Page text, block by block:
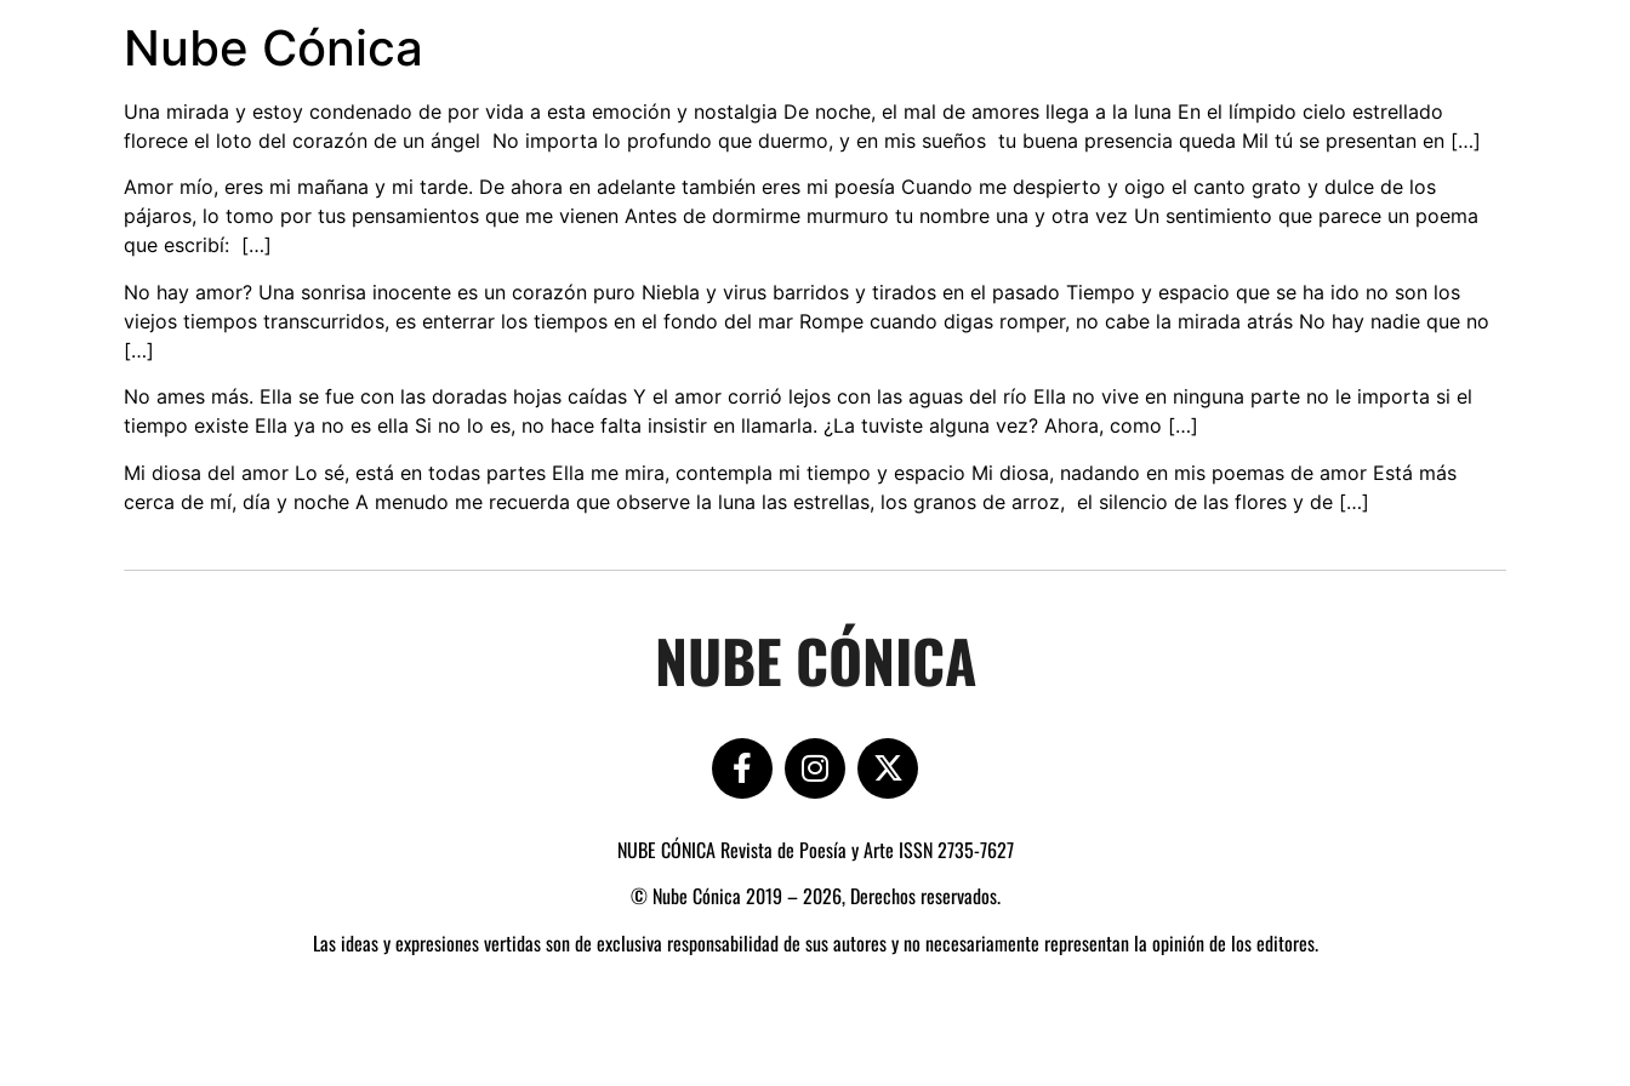
Nube Cónica
Una mirada y estoy condenado de por vida a esta emoción y nostalgia De noche, el mal de amores llega a la luna En el límpido cielo estrellado
florece el loto del corazón de un ángel No importa lo profundo que duermo, y en mis sueños tu buena presencia queda Mil tú se presentan en […]
Amor mío, eres mi mañana y mi tarde. De ahora en adelante también eres mi poesía Cuando me despierto y oigo el canto grato y dulce de los
pájaros, lo tomo por tus pensamientos que me vienen Antes de dormirme murmuro tu nombre una y otra vez Un sentimiento que parece un poema
que escribí: […]
No hay amor? Una sonrisa inocente es un corazón puro Niebla y virus barridos y tirados en el pasado Tiempo y espacio que se ha ido no son los
viejos tiempos transcurridos, es enterrar los tiempos en el fondo del mar Rompe cuando digas romper, no cabe la mirada atrás No hay nadie que no
[…]
No ames más. Ella se fue con las doradas hojas caídas Y el amor corrió lejos con las aguas del río Ella no vive en ninguna parte no le importa si el
tiempo existe Ella ya no es ella Si no lo es, no hace falta insistir en llamarla. ¿La tuviste alguna vez? Ahora, como […]
Mi diosa del amor Lo sé, está en todas partes Ella me mira, contempla mi tiempo y espacio Mi diosa, nadando en mis poemas de amor Está más
cerca de mí, día y noche A menudo me recuerda que observe la luna las estrellas, los granos de arroz, el silencio de las flores y de […]
NUBE CÓNICA
NUBE CÓNICA Revista de Poesía y Arte ISSN 2735-7627
© Nube Cónica 2019 – 2026, Derechos reservados.
Las ideas y expresiones vertidas son de exclusiva responsabilidad de sus autores y no necesariamente representan la opinión de los editores.